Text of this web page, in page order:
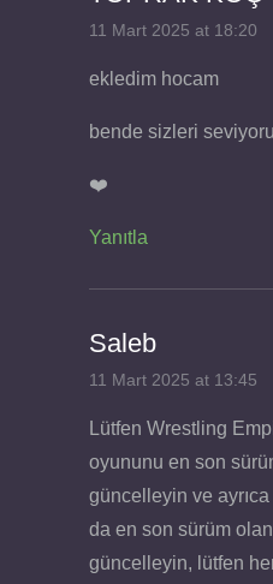
11 Mart 2025 at 18:20
ekledim hocam
bende sizleri
❤️
Yanıtla
Saleb
11 Mart 2025 at 13:45
Lütfen Wrestling
oyununu en son
güncelleyin ve
da en son sürüm
güncelleyin, lütfen